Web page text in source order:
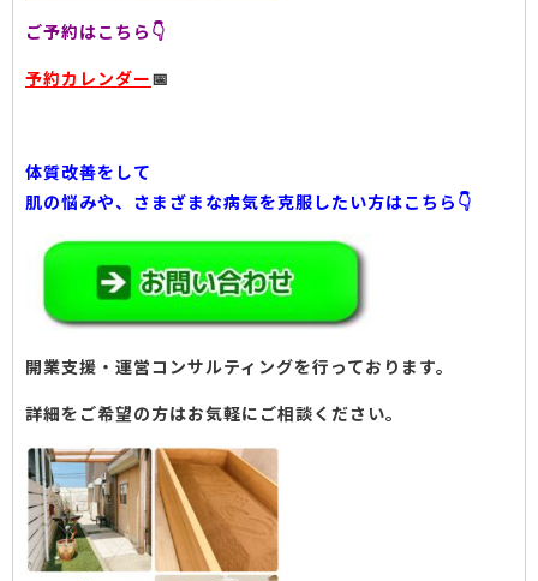
ご予約はこちら👇
予約カレンダー📅
体質改善をして
肌の悩みや、さまざまな病気を克服したい方はこちら👇
開業支援・運営コンサルティングを行っております。
詳細をご希望の方はお気軽にご相談ください。